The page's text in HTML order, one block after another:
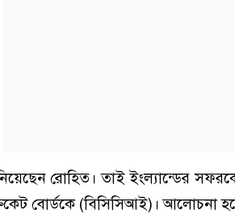
রোহিত। তাই ইংল্যান্ডের
বোর্ডকে (বিসিসিআই)। আলোচনা